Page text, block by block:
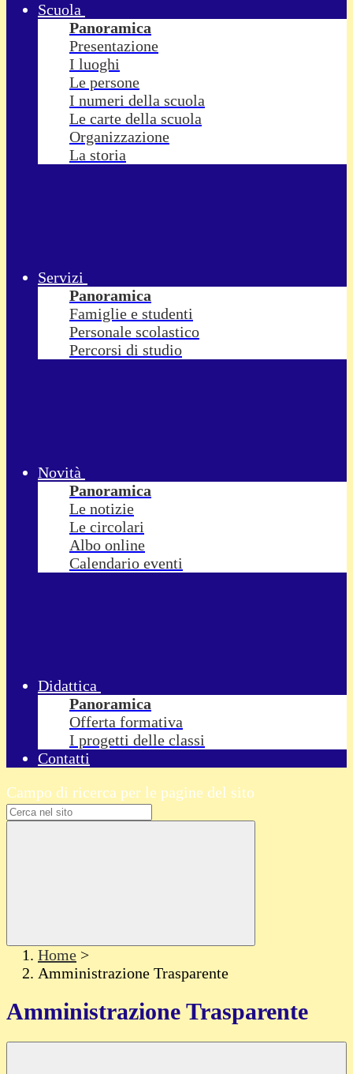
Scuola
Panoramica
Presentazione
I luoghi
Le persone
I numeri della scuola
Le carte della scuola
Organizzazione
La storia
Servizi
Panoramica
Famiglie e studenti
Personale scolastico
Percorsi di studio
Novità
Panoramica
Le notizie
Le circolari
Albo online
Calendario eventi
Didattica
Panoramica
Offerta formativa
I progetti delle classi
Contatti
Campo di ricerca per le pagine del sito
Home >
Amministrazione Trasparente
Amministrazione Trasparente